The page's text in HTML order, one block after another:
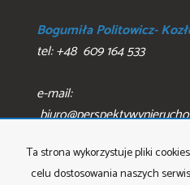
Bogumiła Politowicz-
tel: +48 609 164 533
e-mail:
Ta strona wykorzystuje pliki
celu dostosowania naszych